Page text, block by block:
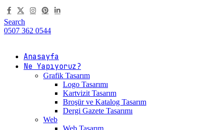
Search
0507 362 0544
Anasayfa
Ne Yapıyoruz?
Grafik Tasarım
Logo Tasarımı
Kartvizit Tasarım
Broşür ve Katalog Tasarım
Dergi Gazete Tasarımı
Web
Web Tasarım